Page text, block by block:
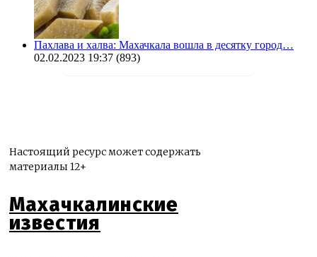
Пахлава и халва: Махачкала вошла в десятку город…
02.02.2023 19:37 (893)
Настоящий ресурс может содержать
материалы 12+
Махачкалинские
известия